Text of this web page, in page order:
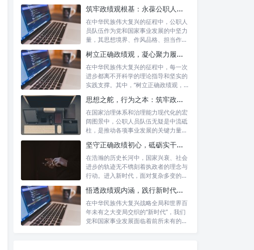
筑牢政绩观根基：永葆公职人员本色的时代考量与实践路径
在中华民族伟大复兴的征程中，公职人
员队伍作为党和国家事业发展的中坚力
量，其思想境界、作风品格、担当作为
树立正确政绩观，凝心聚力履职尽责：新时代下的治理智慧与实践路径
在中华民族伟大复兴的征程中，每一次
进步都离不开科学的理论指导和坚实的
实践支撑。其中，“树立正确政绩观，凝
思想之舵，行为之本：筑牢政绩观根基，永葆公职人员本色
在国家治理体系和治理能力现代化的宏
阔图景中，公职人员队伍无疑是中流砥
柱，是推动各项事业发展的关键力量。
坚守正确政绩初心，砥砺实干担当精神：新时代高质量发展的核心引擎
在浩瀚的历史长河中，国家兴衰、社会
进步的轨迹无不镌刻着执政者的理念与
行动。进入新时代，面对复杂多变的国
悟透政绩观内涵，践行新时代使命：书写高质量发展的时代答卷
在中华民族伟大复兴战略全局和世界百
年未有之大变局交织的“新时代”，我们
党和国家事业发展面临着前所未有的机